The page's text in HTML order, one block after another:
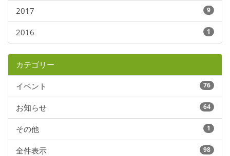
2017 9
2016 1
カテゴリー
イベント 76
お知らせ 64
その他 1
全件表示 98